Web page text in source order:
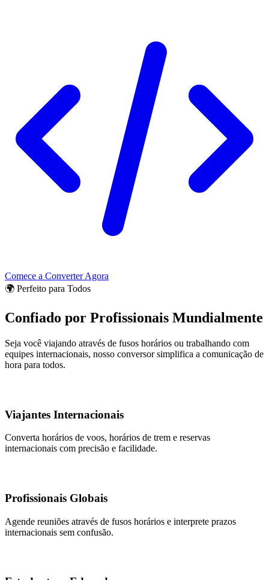
Comece a Converter Agora
🌍 Perfeito para Todos
Confiado por Profissionais Mundialmente
Seja você viajando através de fusos horários ou trabalhando com
equipes internacionais, nosso conversor simplifica a comunicação de
hora para todos.
Viajantes Internacionais
Converta horários de voos, horários de trem e reservas
internacionais com precisão e facilidade.
Profissionais Globais
Agende reuniões através de fusos horários e interprete prazos
internacionais sem confusão.